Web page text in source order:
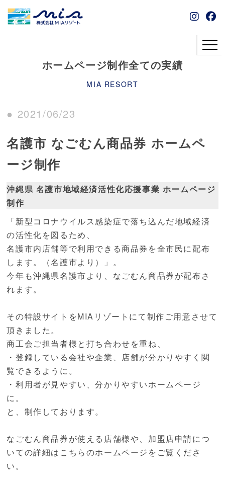
ホームページ制作全ての実績
MIA RESORT
● 2021/06/23
名護市 なごむん商品券 ホームペ
ージ制作
沖縄県 名護市地域経済活性化応援事業 ホームページ
制作
「新型コロナウイルス感染症で落ち込んだ地域経済
の活性化を図るため、
名護市内店舗等で利用できる商品券を全市民に配布
します。（名護市より）」。
今年も沖縄県名護市より、なごむん商品券が配布さ
れます。
その特設サイトをMIAリゾートにて制作ご用意させて
頂きました。
商工会ご担当者様と打ち合わせを重ね、
・登録している会社や企業、店舗が分かりやすく閲
覧できるように。
・利用者が見やすい、分かりやすいホームページ
に。
と、制作しております。
なごむん商品券が使える店舗様や、加盟店申請につ
いての詳細はこちらのホームページをご覧くださ
い。